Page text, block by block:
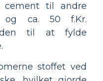
cement til andre
og ca. 50 f.Kr.
til at fylde
stoffet ved